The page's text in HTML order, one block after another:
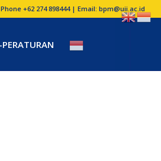
Phone +62 274 898444 | Email:bpm@uii.ac.id